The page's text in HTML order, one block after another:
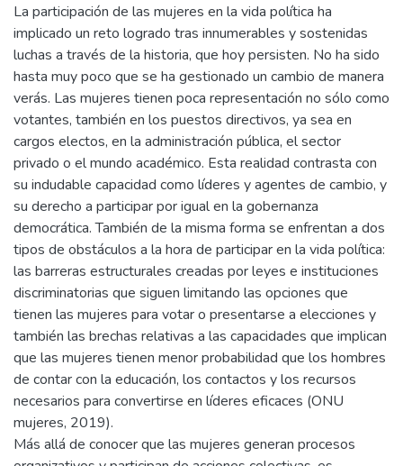
La participación de las mujeres en la vida política ha
implicado un reto logrado tras innumerables y sostenidas
luchas a través de la historia, que hoy persisten. No ha sido
hasta muy poco que se ha gestionado un cambio de manera
verás. Las mujeres tienen poca representación no sólo como
votantes, también en los puestos directivos, ya sea en
cargos electos, en la administración pública, el sector
privado o el mundo académico. Esta realidad contrasta con
su indudable capacidad como líderes y agentes de cambio, y
su derecho a participar por igual en la gobernanza
democrática. También de la misma forma se enfrentan a dos
tipos de obstáculos a la hora de participar en la vida política:
las barreras estructurales creadas por leyes e instituciones
discriminatorias que siguen limitando las opciones que
tienen las mujeres para votar o presentarse a elecciones y
también las brechas relativas a las capacidades que implican
que las mujeres tienen menor probabilidad que los hombres
de contar con la educación, los contactos y los recursos
necesarios para convertirse en líderes eficaces (ONU
mujeres, 2019).
Más allá de conocer que las mujeres generan procesos